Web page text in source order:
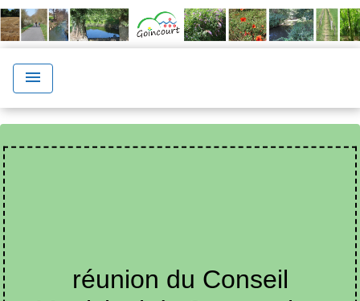
menu
réunion du Conseil